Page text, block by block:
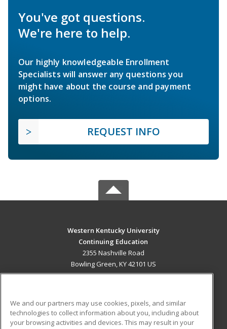
You've got questions.
We're here to help.
Our highly knowledgeable Enrollment
Specialists will answer any questions you
might have about the course and payment
options.
REQUEST INFO
Western Kentucky University
Continuing Education
2355 Nashville Road
Bowling Green, KY 42101 US
ADDITIONAL RESOURCES
We and our partners may use cookies, pixels, and similar
technologies to collect information about you, including about
your browsing activities and devices. This may result in your